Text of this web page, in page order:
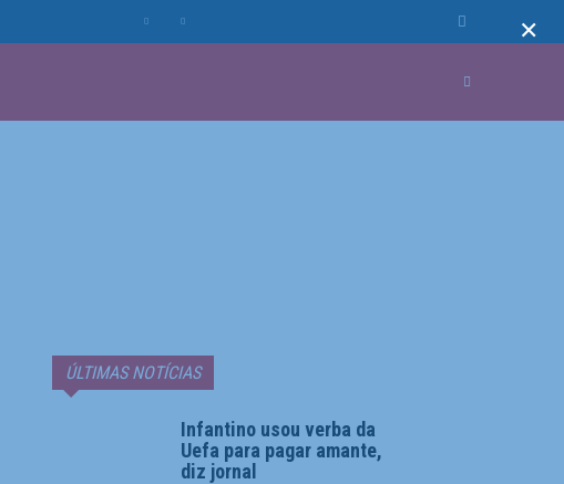
ÚLTIMAS NOTÍCIAS
Infantino usou verba da
Uefa para pagar amante,
diz jornal
×